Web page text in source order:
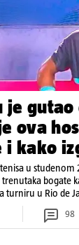
je
ova
kako
u studenom
bogate
turniru u Rio de
klupe
98